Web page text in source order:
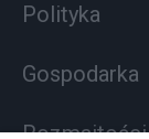
Polityka
Gospodarka
Rozmaitości